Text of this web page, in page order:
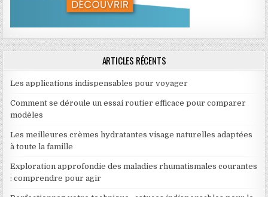
ARTICLES RÉCENTS
Les applications indispensables pour voyager
Comment se déroule un essai routier efficace pour comparer
modèles
Les meilleures crèmes hydratantes visage naturelles adaptées
à toute la famille
Exploration approfondie des maladies rhumatismales courantes
: comprendre pour agir